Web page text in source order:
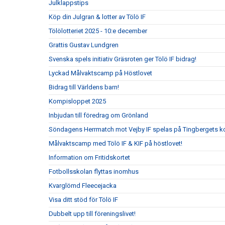
Julklappstips
Köp din Julgran & lotter av Tölö IF
Tölölotteriet 2025 - 10:e december
Grattis Gustav Lundgren
Svenska spels initiativ Gräsroten ger Tölö IF bidrag!
Lyckad Målvaktscamp på Höstlovet
Bidrag till Världens barn!
Kompisloppet 2025
Inbjudan till föredrag om Grönland
Söndagens Herrmatch mot Vejby IF spelas på Tingbergets
Målvaktscamp med Tölö IF & KIF på höstlovet!
Information om Fritidskortet
Fotbollsskolan flyttas inomhus
Kvarglömd Fleecejacka
Visa ditt stöd för Tölö IF
Dubbelt upp till föreningslivet!